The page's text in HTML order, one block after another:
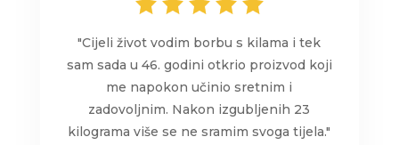
"Cijeli život vodim borbu s kilama i tek
sam sada u 46. godini otkrio proizvod koji
me napokon učinio sretnim i
zadovoljnim. Nakon izgubljenih 23
kilograma više se ne sramim svoga tijela."